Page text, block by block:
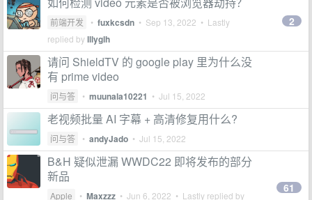
前端开发 • fuxkcsdn • Sep 13, 2022 • Lastly
replied bylllyglh
2
请问 ShieldTV 的 google play 里为什么没
有 prime video
问与答 • muunala10221 • Jul 15, 2022
老视频批量 AI 字幕 + 高清修复用什么?
问与答 • andyJado • Jul 15, 2022
B&H 疑似泄漏 WWDC22 即将发布的部分
新品
Apple • Maxzzz • Jun 6, 2022 • Lastly replied by
61